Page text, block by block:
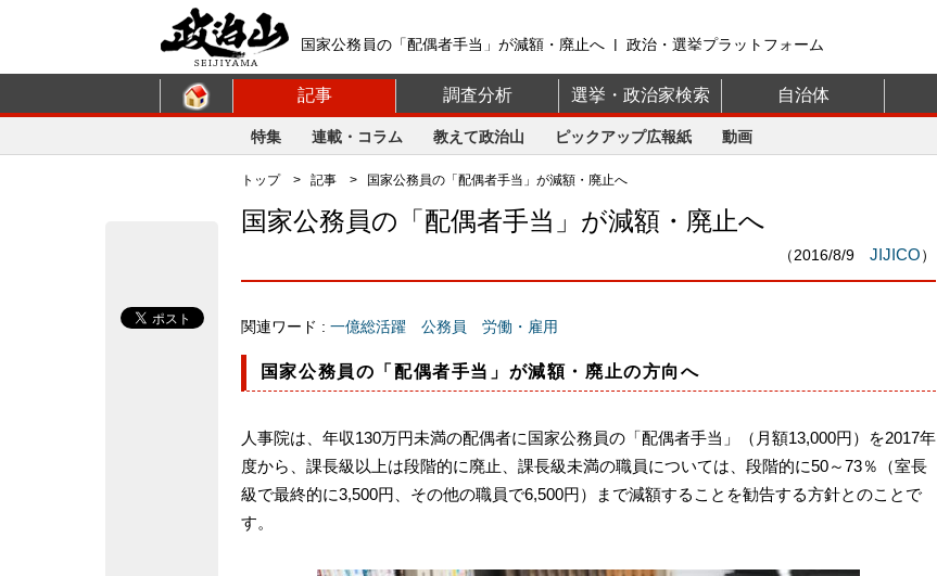
国家公務員の「配偶者手当」が減額・廃止へ | 政治・選挙プラットフォーム
記事 調査分析 選挙・政治家検索 自治体
特集 連載・コラム 教えて政治山 ピックアップ広報紙 動画
トップ> 記事 > 国家公務員の「配偶者手当」が減額・廃止へ
国家公務員の「配偶者手当」が減額・廃止へ
（2016/8/9 JIJICO）
関連ワード : 一億総活躍 公務員 労働・雇用
国家公務員の「配偶者手当」が減額・廃止の方向へ
人事院は、年収130万円未満の配偶者に国家公務員の「配偶者手当」（月額13,000円）を2017年
度から、課長級以上は段階的に廃止、課長級未満の職員については、段階的に50～73％（室長
級で最終的に3,500円、その他の職員で6,500円）まで減額することを勧告する方針とのことで
す。